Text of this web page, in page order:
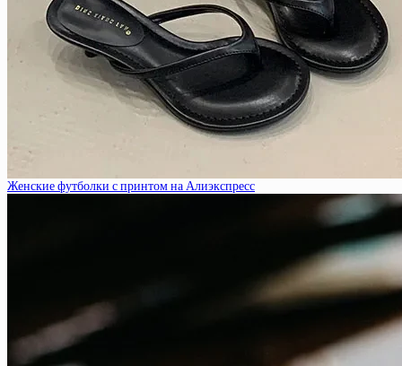
Женские футболки с принтом на Алиэкспресс